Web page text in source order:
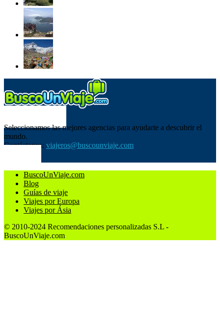
Seleccionamos las mejores agencias para ayudarte a descubrir el
mundo.
Contáctanos: viajeros@buscounviaje.com
BuscoUnViaje.com
Blog
Guías de viaje
Viajes por Europa
Viajes por Ásia
© 2010-2024 Recomendaciones personalizadas S.L -
BuscoUnViaje.com